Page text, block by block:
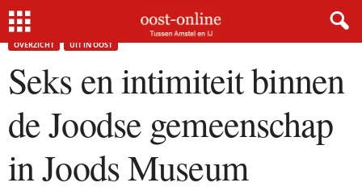
Home Seks en intimiteit binnen de Joodse gemeenschap in Joods Museum
OVERZICHT UIT IN OOST
Seks en intimiteit binnen
de Joodse gemeenschap
in Joods Museum